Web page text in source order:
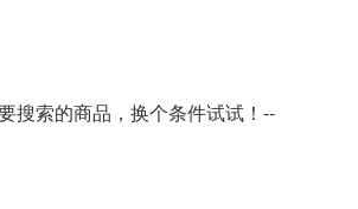
搜索的商品，换个条件试试！--